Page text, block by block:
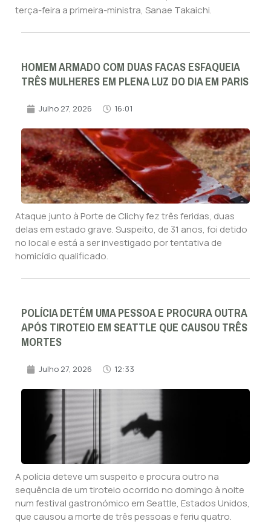
terça-feira a primeira-ministra, Sanae Takaichi.
HOMEM ARMADO COM DUAS FACAS ESFAQUEIA
TRÊS MULHERES EM PLENA LUZ DO DIA EM PARIS
Julho 27, 2026 16:01
Ataque junto à Porte de Clichy fez três feridas, duas
delas em estado grave. Suspeito, de 31 anos, foi detido
no local e está a ser investigado por tentativa de
homicídio qualificado.
POLÍCIA DETÉM UMA PESSOA E PROCURA OUTRA
APÓS TIROTEIO EM SEATTLE QUE CAUSOU TRÊS
MORTES
Julho 27, 2026 12:33
A polícia deteve um suspeito e procura outro na
sequência de um tiroteio ocorrido no domingo à noite
num festival gastronómico em Seattle, Estados Unidos,
que causou a morte de três pessoas e feriu quatro.